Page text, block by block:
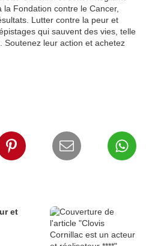
Fondation contre le Cancer,
Lutter contre la peur et
qui sauvent des vies, telle
Soutenez leur action et achetez
et